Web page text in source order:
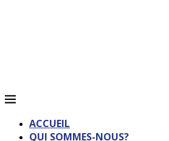
ACCUEIL
QUI SOMMES-NOUS?